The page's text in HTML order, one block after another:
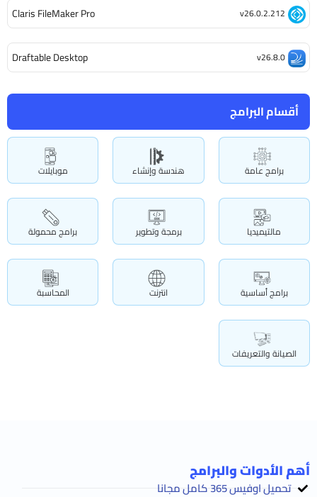
أقسام البرامج
برامج عامة هندسة وإنشاء موبايلات
مالتيميديا برمجة وتطوير برامج محمولة
برامج أساسية انترنت المحاسبة
الصيانة والتعريفات
Claris FileMaker Pro v26.0.2.212
Draftable Desktop v26.8.0
أهم الأدوات والبرامج
تحميل اوفيس 365 كامل مجانا